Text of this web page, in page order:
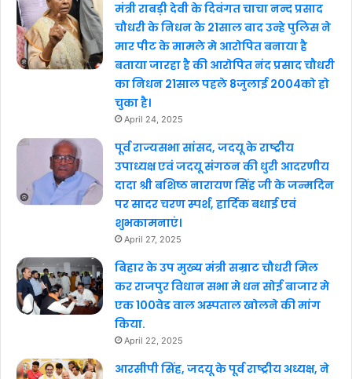
मंत्री राबड़ी देवी के दिवंगत चाचा नन्द प्रसाद
चौधरी के निधन के 21साल बाद उन्हे पुलिस ने
मार पीट के मामले मे आरोपित बनाया है
बताया जारहा है की आरोपित नंद प्रसाद चौधरी
का निधन 21साल पहले 8जुलाई 2004को हो
चुका है।
April 24, 2025
पूर्व राज्यसभा सांसद, जदयू के राष्ट्रीय
उपाध्यक्ष एवं जदयू संगठन की धुरी आदरणीय
दादा श्री बशिष्ठ नारायण सिंह जी के जन्मदिन
पर सादर चरण स्पर्श, हार्दिक बधाई एवं
शुभकामनाएं।
April 27, 2025
बिहार के उप मुख्य मंत्री सम्राट चौधरी मिल
कर राजपुर विधान सभा मे धन सोई बाजार मे
एक 100वेड वाल अस्पताल खोलने की मांग
किया.
April 22, 2025
आरसीपी सिंह, जदयू के पूर्व राष्ट्रीय अध्यक्ष, ने